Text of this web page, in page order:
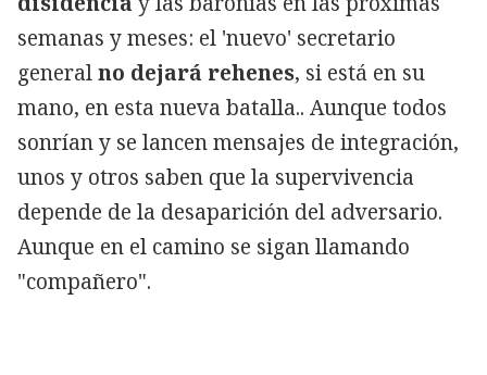
semanas y meses: el 'nuevo' secretario
generalno dejará rehenes, si está en su
mano, en esta nueva batalla.. Aunque todos
sonrían y se lancen mensajes de integración,
unos y otros saben que la supervivencia
depende de la desaparición del adversario.
Aunque en el camino se sigan llamando
"compañero".